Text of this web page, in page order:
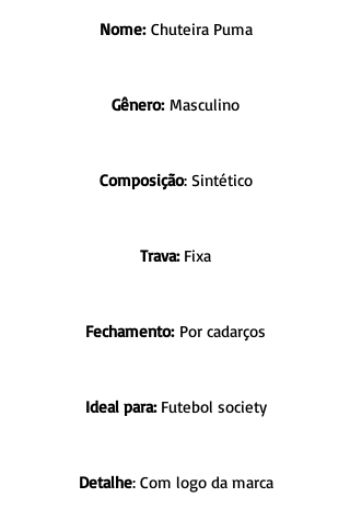
Nome:Chuteira Puma
Gênero:Masculino
Composição: Sintético
Trava:Fixa
Fechamento:Por cadarços
Ideal para:Futebol society
Detalhe: Com logo da marca